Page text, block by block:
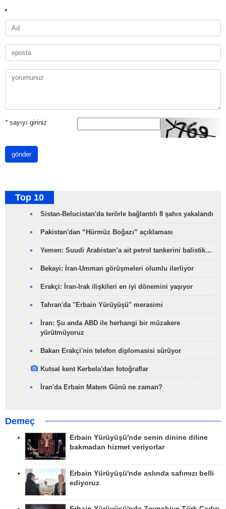
*sayıyı giriniz
gönder
Top 10
Sistan-Belucistan'da terörle bağlantılı 8 şahıs yakalandı
Pakistan'dan “Hürmüz Boğazı” açıklaması
Yemen: Suudi Arabistan’a ait petrol tankerini balistik…
Bekayi: İran-Umman görüşmeleri olumlu ilerliyor
Erakçi: İran-Irak ilişkileri en iyi dönemini yaşıyor
Tahran'da ''Erbain Yürüyüşü'' merasimi
İran: Şu anda ABD ile herhangi bir müzakere
yürütmüyoruz
Bakan Erakçi'nin telefon diplomasisi sürüyor
Kutsal kent Kerbela'dan fotoğraflar
İran'da Erbain Matem Günü ne zaman?
Demeç
Erbain Yürüyüşü'nde senin dinine diline
bakmadan hizmet veriyorlar
Erbain Yürüyüşü'nde aslında safımızı belli
ediyoruz